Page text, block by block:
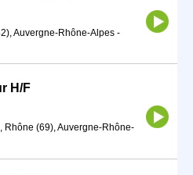
Auvergne-Rhône-Alpes -
H/F
Rhône (69), Auvergne-Rhône-